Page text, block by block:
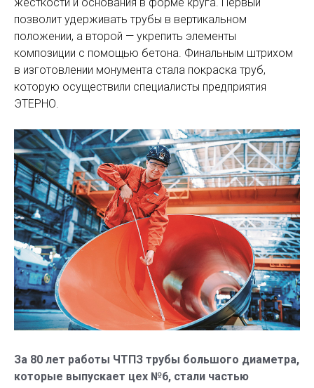
позволит удерживать трубы в вертикальном
положении, а второй — укрепить элементы
композиции с помощью бетона. Финальным штрихом
в изготовлении монумента стала покраска труб,
которую осуществили специалисты предприятия
ЭТЕРНО.
За 80 лет работы ЧТПЗ трубы большого диа­метра,
которые выпускает цех №6, стали ­частью